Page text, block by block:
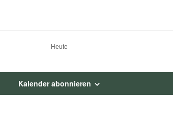
Heute
Kalender abonnieren